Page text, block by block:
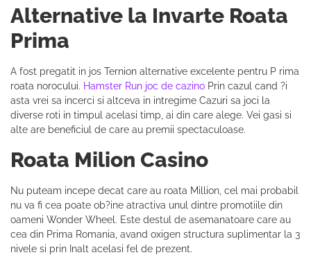
Alternative la Invarte Roata
Prima
A fost pregatit in jos Ternion alternative excelente pentru P rima
roata norocului. Hamster Run joc de cazino Prin cazul cand ?i
asta vrei sa incerci si altceva in intregime Cazuri sa joci la
diverse roti in timpul acelasi timp, ai din care alege. Vei gasi si
alte are beneficiul de care au premii spectaculoase.
Roata Milion Casino
Nu puteam incepe decat care au roata Million, cel mai probabil
nu va fi cea poate ob?ine atractiva unul dintre promotiile din
oameni Wonder Wheel. Este destul de asemanatoare care au
cea din Prima Romania, avand oxigen structura suplimentar la 3
nivele si prin Inalt acelasi fel de prezent.